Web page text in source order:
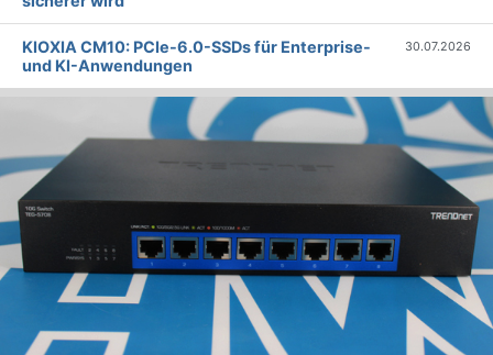
KIOXIA CM10: PCIe-6.0-SSDs für Enterprise-
und KI-Anwendungen
30.07.2026